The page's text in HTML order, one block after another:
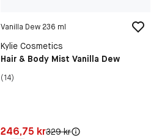
Vanilla Dew 236 ml
Kylie Cosmetics
Hair & Body Mist Vanilla Dew
(14)
Pris: 246,75 kr
246,75 krOriginal pris:
329 kr